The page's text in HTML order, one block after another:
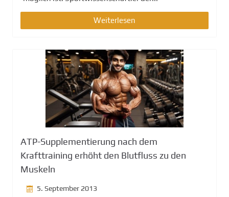
Weiterlesen
ATP-Supplementierung nach dem
Krafttraining erhöht den Blutfluss zu den
Muskeln
5. September 2013